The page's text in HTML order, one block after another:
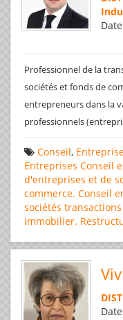
Professionnel de la
sociétés et fonds de
entrepreneurs dans la
professionnels
Conseil,
Entreprises Conseil
d'entreprises et de
commerce. Conseil
sociétés transactions
immobilier.